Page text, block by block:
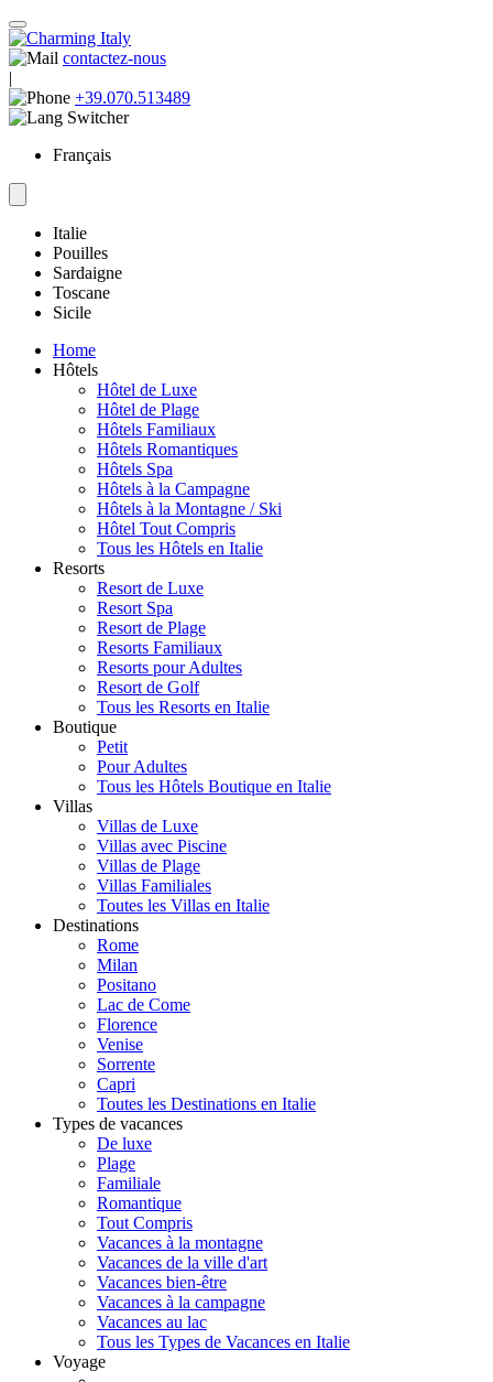
contactez-nous
|
+39.070.513489
Français
Italie
Pouilles
Sardaigne
Toscane
Sicile
Home
Hôtels
Hôtel de Luxe
Hôtel de Plage
Hôtels Familiaux
Hôtels Romantiques
Hôtels Spa
Hôtels à la Campagne
Hôtels à la Montagne / Ski
Hôtel Tout Compris
Tous les Hôtels en Italie
Resorts
Resort de Luxe
Resort Spa
Resort de Plage
Resorts Familiaux
Resorts pour Adultes
Resort de Golf
Tous les Resorts en Italie
Boutique
Petit
Pour Adultes
Tous les Hôtels Boutique en Italie
Villas
Villas de Luxe
Villas avec Piscine
Villas de Plage
Villas Familiales
Toutes les Villas en Italie
Destinations
Rome
Milan
Positano
Lac de Come
Florence
Venise
Sorrente
Capri
Toutes les Destinations en Italie
Types de vacances
De luxe
Plage
Familiale
Romantique
Tout Compris
Vacances à la montagne
Vacances de la ville d'art
Vacances bien-être
Vacances à la campagne
Vacances au lac
Tous les Types de Vacances en Italie
Voyage